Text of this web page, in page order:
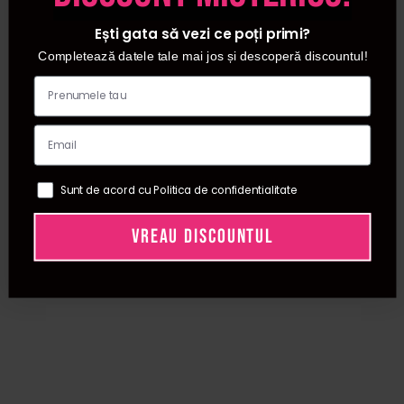
materiale si intr-o multitudine de forme. Alege peria ideala
pentru tipul coafurii pe care vrei sa o realizezi si bucura-te
de un par ca la salon! In plus, daca iti doresti un piaptan
profesional, iti poti comanda tot de pe site-ul nostru,
achizitionand produsele preferate in doar cateva secunde!
Comanda chiar acum perii de par si pieptane din
magazinul nostru online!
Ești gata să vezi ce poți primi?
Completează datele tale mai jos și descoperă discountul!
Sunt de acord cu Politica de confidentialitate
VREAU DISCOUNTUL